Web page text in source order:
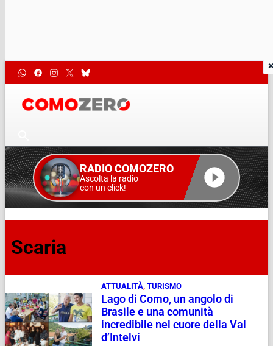
RADIO COMOZERO
Ascolta la radio
con un click!
Scaria
ATTUALITÀ, TURISMO
Lago di Como, un angolo di
Brasile e una comunità
incredibile nel cuore della Val
d’Intelvi